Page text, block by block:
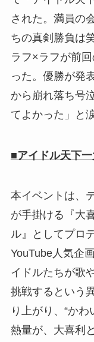
された。満員の
ちの真剣勝負は
ラフ×ラフが前
った。優勝が発
から崩れ落ち号
てよかった」と
■アイドル天下
本イベントは、
が手掛ける『大
ル』としてプロ
YouTube人気企
イドルたちが歌
挑戦するという
り上がり、“か
熱量が、大喜利